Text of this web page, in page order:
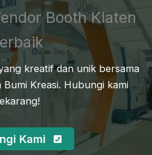
Booth Klaten
kreatif dan unik bersama
Kreasi. Hubungi kami
Kami